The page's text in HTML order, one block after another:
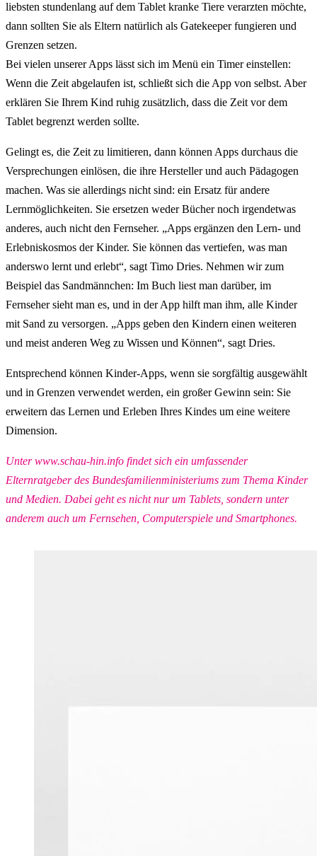
liebsten stundenlang auf dem Tablet kranke Tiere verarzten möchte,
dann sollten Sie als Eltern natürlich als Gatekeeper fungieren und
Grenzen setzen.
Bei vielen unserer Apps lässt sich im Menü ein Timer einstellen:
Wenn die Zeit abgelaufen ist, schließt sich die App von selbst. Aber
erklären Sie Ihrem Kind ruhig zusätzlich, dass die Zeit vor dem
Tablet begrenzt werden sollte.
Gelingt es, die Zeit zu limitieren, dann können Apps durchaus die
Versprechungen einlösen, die ihre Hersteller und auch Pädagogen
machen. Was sie allerdings nicht sind: ein Ersatz für andere
Lernmöglichkeiten. Sie ersetzen weder Bücher noch irgendetwas
anderes, auch nicht den Fernseher. „Apps ergänzen den Lern- und
Erlebniskosmos der Kinder. Sie können das vertiefen, was man
anderswo lernt und erlebt“, sagt Timo Dries. Nehmen wir zum
Beispiel das Sandmännchen: Im Buch liest man darüber, im
Fernseher sieht man es, und in der App hilft man ihm, alle Kinder
mit Sand zu versorgen. „Apps geben den Kindern einen weiteren
und meist anderen Weg zu Wissen und Können“, sagt Dries.
Entsprechend können Kinder-Apps, wenn sie sorgfältig ausgewählt
und in Grenzen verwendet werden, ein großer Gewinn sein: Sie
erweitern das Lernen und Erleben Ihres Kindes um eine weitere
Dimension.
Unter www.schau-hin.info findet sich ein umfassender
Elternratgeber des Bundesfamilienministeriums zum Thema Kinder
und Medien. Dabei geht es nicht nur um Tablets, sondern unter
anderem auch um Fernsehen, Computerspiele und Smartphones.